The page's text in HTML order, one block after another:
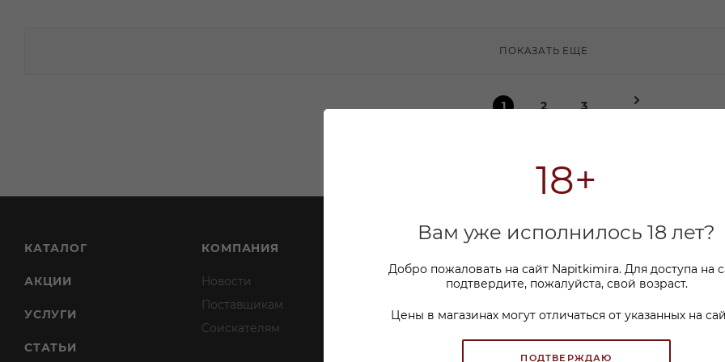
18+
Вам уже исполнилось 18 лет?
Добро пожаловать на сайт Napitkimira. Для доступа на
подтвердите, пожалуйста, свой возраст.
Цены в магазинах могут отличаться от указанных на
ПОДТВЕРЖДАЮ
ПОКАЗАТЬ ЕЩЕ
1 2 3
КАТАЛОГ
АКЦИИ
УСЛУГИ
СТАТЬИ
КОМПАНИЯ
Новости
Поставщикам
Соискателям
Дегустации
СЕРВИСЫ
Магазины
Контакты